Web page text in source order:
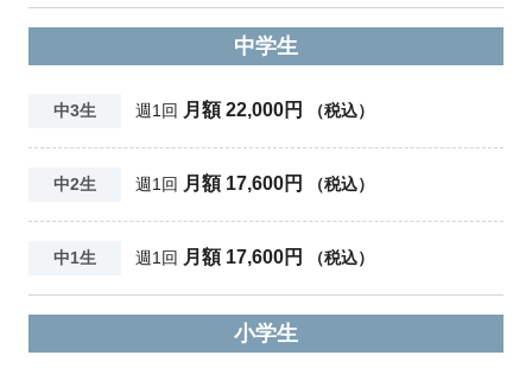
中学生
中3生 週1回 月額 22,000円 （税込）
中2生 週1回 月額 17,600円 （税込）
中1生 週1回 月額 17,600円 （税込）
小学生